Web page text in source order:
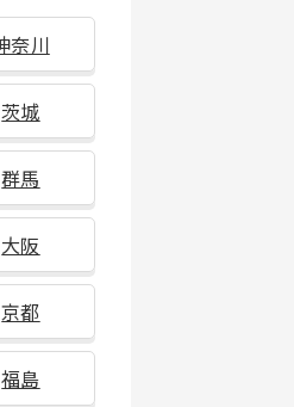
奈川
茨城
群馬
大阪
京都
福島